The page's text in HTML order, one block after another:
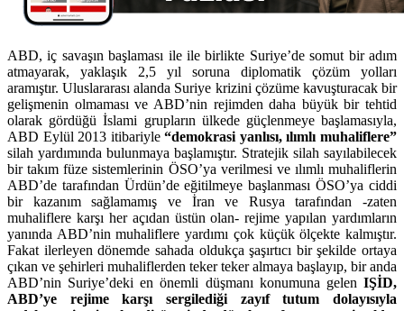
ABD, iç savaşın başlaması ile ile birlikte Suriye’de somut bir adım
atmayarak, yaklaşık 2,5 yıl soruna diplomatik çözüm yolları
aramıştır. Uluslararası alanda Suriye krizini çözüme kavuşturacak bir
gelişmenin olmaması ve ABD’nin rejimden daha büyük bir tehtid
olarak gördüğü İslami grupların ülkede güçlenmeye başlamasıyla,
ABD Eylül 2013 itibariyle“demokrasi yanlısı, ılımlı muhaliflere”
silah yardımında bulunmaya başlamıştır. Stratejik silah sayılabilecek
bir takım füze sistemlerinin ÖSO’ya verilmesi ve ılımlı muhaliflerin
ABD’de tarafından Ürdün’de eğitilmeye başlanması ÖSO’ya ciddi
bir kazanım sağlamamış ve İran ve Rusya tarafından -zaten
muhaliflere karşı her açıdan üstün olan- rejime yapılan yardımların
yanında ABD’nin muhaliflere yardımı çok küçük ölçekte kalmıştır.
Fakat ilerleyen dönemde sahada oldukça şaşırtıcı bir şekilde ortaya
çıkan ve şehirleri muhaliflerden teker teker almaya başlayıp, bir anda
ABD’nin Suriye’deki en önemli düşmanı konumuna gelen IŞİD,
ABD’ye rejime karşı sergilediği zayıf tutum dolayısıyla